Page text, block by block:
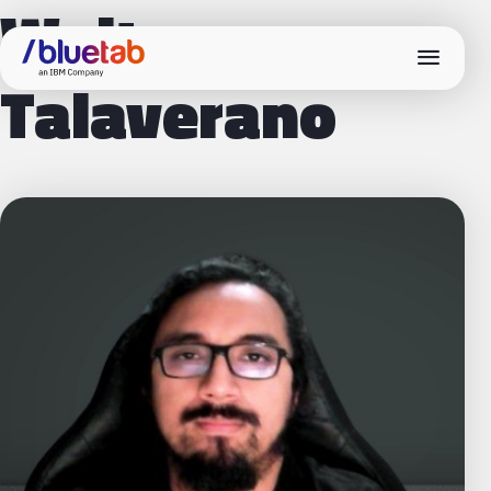
menu
Walter
Talaverano